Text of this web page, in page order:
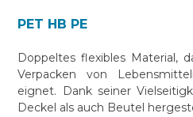
PET HB PE
Doppeltes flexibles Material,
Verpacken von
eignet. Dank seiner
Deckel als auch Beutel